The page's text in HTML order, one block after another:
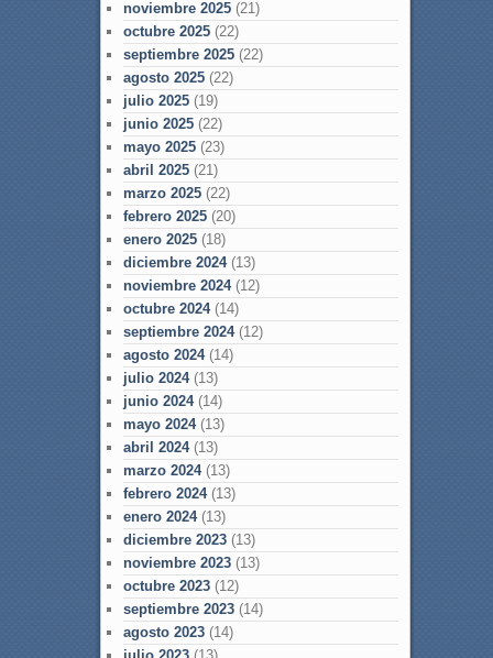
noviembre 2025(21)
octubre 2025(22)
septiembre 2025(22)
agosto 2025(22)
julio 2025(19)
junio 2025(22)
mayo 2025(23)
abril 2025(21)
marzo 2025(22)
febrero 2025(20)
enero 2025(18)
diciembre 2024(13)
noviembre 2024(12)
octubre 2024(14)
septiembre 2024(12)
agosto 2024(14)
julio 2024(13)
junio 2024(14)
mayo 2024(13)
abril 2024(13)
marzo 2024(13)
febrero 2024(13)
enero 2024(13)
diciembre 2023(13)
noviembre 2023(13)
octubre 2023(12)
septiembre 2023(14)
agosto 2023(14)